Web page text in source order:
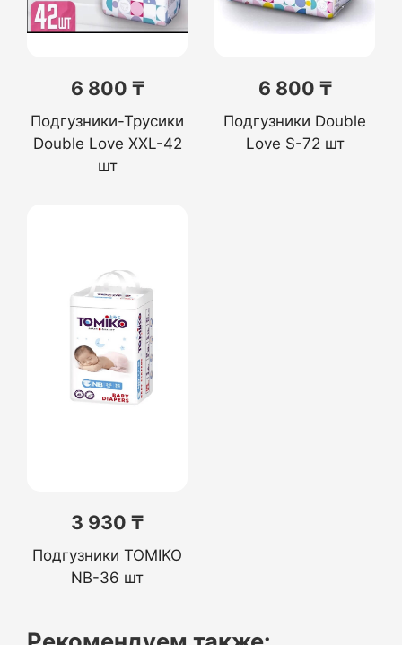
6 800 ₸
Подгузники-Трусики
Double Love XXL-42
шт
6 800 ₸
Подгузники Double
Love S-72 шт
3 930 ₸
Подгузники TOMIKO
NB-36 шт